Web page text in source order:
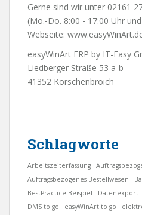
Gerne sind wir unter 02161
(Mo.-Do. 8:00 - 17:00 Uhr
Webseite:
easyWinArt ERP by IT-Easy
Liedberger Straße 53 a-b
41352 Korschenbroich
Schlagworte
Arbeitszeiterfassung
Auftragsbezogenes Bestellwesen
BestPractice Beispiel
Datenexport
DMS to go
easyWinArt to go